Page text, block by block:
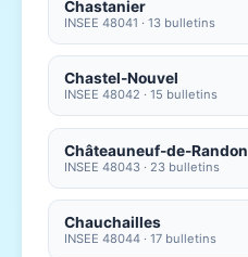
Chastanier
INSEE 48041 · 13 bulletins
Chastel-Nouvel
INSEE 48042 · 15 bulletins
Châteauneuf-de-Randon
INSEE 48043 · 23 bulletins
Chauchailles
INSEE 48044 · 17 bulletins